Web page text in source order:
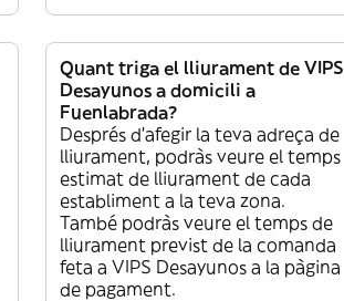
Quant triga el lliurament de VIPS
Desayunos a domicili a
Fuenlabrada?
Després d’afegir la teva adreça de
lliurament, podràs veure el temps
estimat de lliurament de cada
establiment a la teva zona.
També podràs veure el temps de
lliurament previst de la comanda
feta a VIPS Desayunos a la pàgina
de pagament.